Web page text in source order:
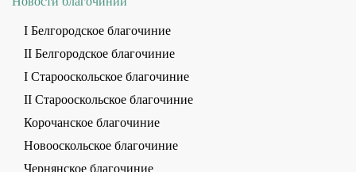
I Белгородское благочиние
II Белгородское благочиние
I Старооскольское благочиние
II Старооскольское благочиние
Корочанское благочиние
Новооскольское благочиние
Чернянское благочиние